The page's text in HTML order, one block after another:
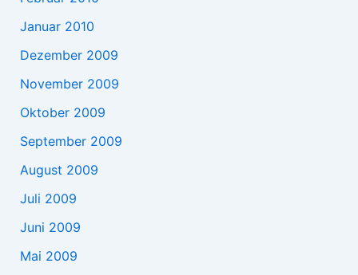
Januar 2010
Dezember 2009
November 2009
Oktober 2009
September 2009
August 2009
Juli 2009
Juni 2009
Mai 2009